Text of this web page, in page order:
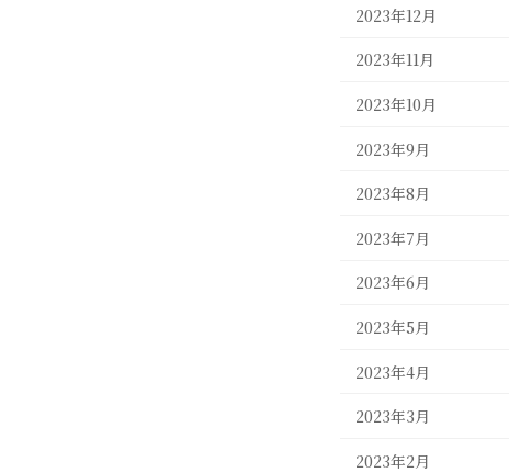
2023年12月
2023年11月
2023年10月
2023年9月
2023年8月
2023年7月
2023年6月
2023年5月
2023年4月
2023年3月
2023年2月